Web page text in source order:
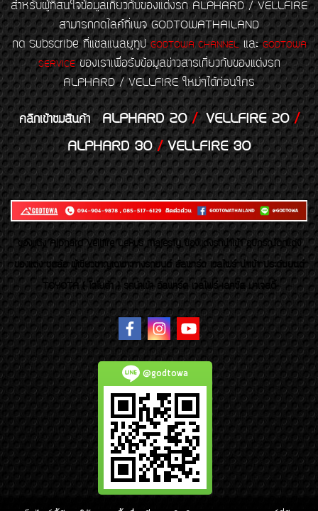
สำหรับผู้ที่สนใจข้อมูลเกี่ยวกับของแต่งรถ ALPHARD / VELLFIRE
สามารถกดไลค์ที่เพจ GODTOWATHAILAND
กด Subscribe ที่แชลแนลยูทูป GODTOWA CHANNELและGODTOWA
SERVICEของเราเพื่อรับข้อมูลข่าวสารเกี่ยวกับของแต่งรถ
ALPHARD / VELLFIRE ใหม่ๆได้ก่อนใคร
คลิกเข้าชมสินค้า ALPHARD 20/VELLFIRE 20/
ALPHARD 30/VELLFIRE 30
ของเเต่ง Alphard Vellfire Lexus Majesty ของเเต่งรถนำเข้า อุปกรณ์ตกแต่ง
ของแต่ง ชุดล้อ ผู้เชี่ยวชาญเฉพาะทางรถยนต์ อัลพาร์ด เวลไฟร์ นำเข้า ประดับยนต์
TOYOTA ( โตโยต้า ) รถนำเข้า อัลพาร์ด เวลไฟร์ เลกซัส มาเจสตี้
@godtowa